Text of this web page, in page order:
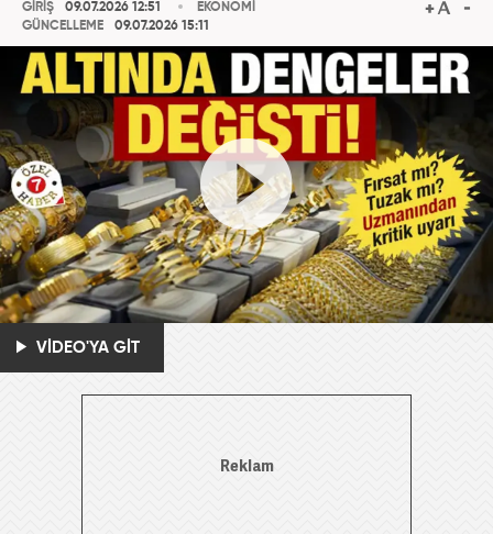
GİRİŞ
09.07.2026 12:51
GÜNCELLEME
09.07.2026 15:11
EKONOMİ
VİDEO'YA GİT